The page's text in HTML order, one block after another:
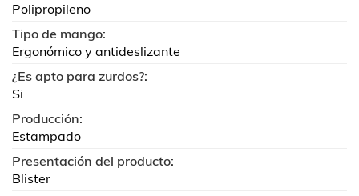
Polipropileno
Tipo de mango:
Ergonómico y antideslizante
¿Es apto para zurdos?:
Si
Producción:
Estampado
Presentación del producto:
Blister